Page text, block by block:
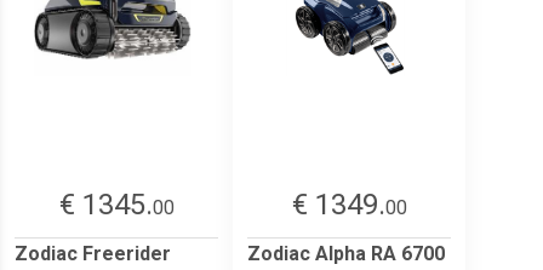
€ 1345.00
Zodiac Freerider
€ 1349.00
Zodiac Alpha RA 6700